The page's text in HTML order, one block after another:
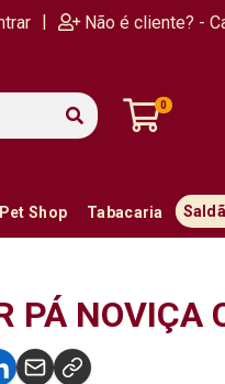
| Não é cliente? -
0
Pet Shop Tabacaria
PÁ NOVIÇA